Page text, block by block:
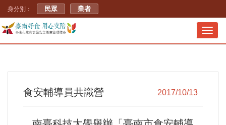
身分別： 民眾 業者
食安輔導員共識營 2017/10/13